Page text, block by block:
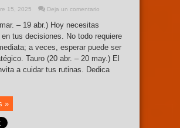
15, 2025 Deja un comentario
– 19 abr.) Hoy necesitas
en tus decisiones. No todo requiere
a veces, esperar puede ser
Tauro (20 abr. – 20 may.) El
a cuidar tus rutinas. Dedica
»